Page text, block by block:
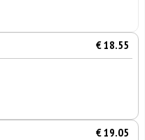
€ 18.55
€ 19.05